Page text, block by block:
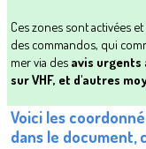
Ces zones sont activées
des commandos, qui
mer via des avis urgents
sur VHF, et d'autres
Voici les
dans le document,